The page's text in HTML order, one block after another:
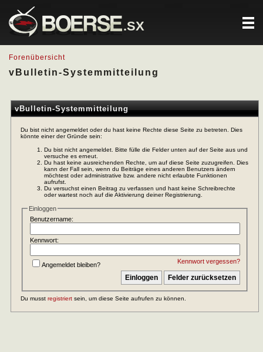
.SX
Forenübersicht
vBulletin-Systemmitteilung
vBulletin-Systemmitteilung
Du bist nicht angemeldet oder du hast keine Rechte diese Seite zu betreten. Dies
könnte einer der Gründe sein:
Du bist nicht angemeldet. Bitte fülle die Felder unten auf der Seite aus und
versuche es erneut.
Du hast keine ausreichenden Rechte, um auf diese Seite zuzugreifen. Dies
kann der Fall sein, wenn du Beiträge eines anderen Benutzers ändern
möchtest oder administrative bzw. andere nicht erlaubte Funktionen
aufrufst.
Du versuchst einen Beitrag zu verfassen und hast keine Schreibrechte
oder wartest noch auf die Aktivierung deiner Registrierung.
Einloggen
Benutzername:
Kennwort:
Kennwort vergessen?
Angemeldet bleiben?
Du musst registriert sein, um diese Seite aufrufen zu können.